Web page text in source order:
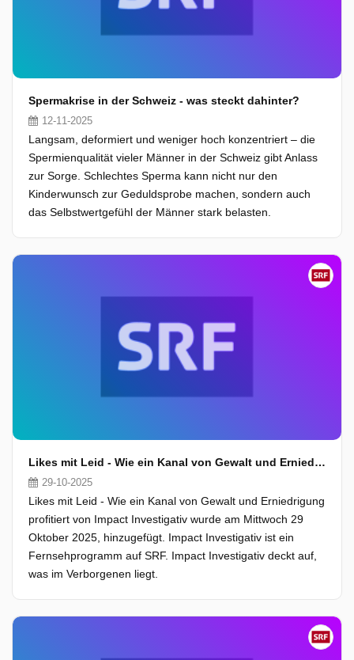
Spermakrise in der Schweiz - was steckt dahinter?
12-11-2025
Langsam, deformiert und weniger hoch konzentriert – die
Spermienqualität vieler Männer in der Schweiz gibt Anlass
zur Sorge. Schlechtes Sperma kann nicht nur den
Kinderwunsch zur Geduldsprobe machen, sondern auch
das Selbstwertgefühl der Männer stark belasten.
Likes mit Leid - Wie ein Kanal von Gewalt und Erniedrigung profitiert
29-10-2025
Likes mit Leid - Wie ein Kanal von Gewalt und Erniedrigung
profitiert von Impact Investigativ wurde am Mittwoch 29
Oktober 2025, hinzugefügt. Impact Investigativ ist ein
Fernsehprogramm auf SRF. Impact Investigativ deckt auf,
was im Verborgenen liegt.